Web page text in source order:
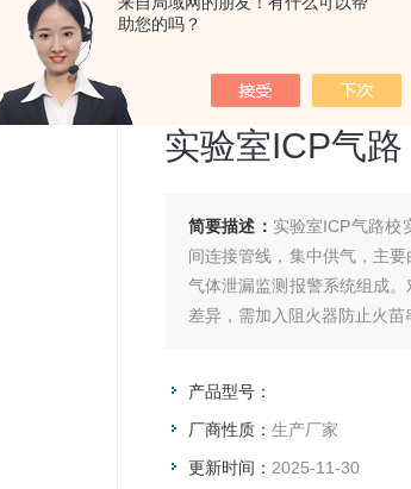
助您的吗？
实验室ICP气路
实验室ICP气路
简要描述： 实验室ICP气路校
间连接管线，集中供气，主
气体泄漏监测报警系统组成
差异，需加入阻火器防止火苗
产品型号：
厂商性质： 生产厂家
更新时间： 2025-11-30